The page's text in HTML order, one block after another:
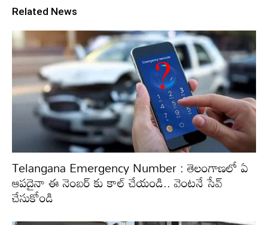
Related News
Telangana Emergency Number : తెలంగాణలో ఏ
ఆపదైనా ఈ నెంబర్ కు కాల్ చేయండి.. వెంటనే సేవ్
చేసుకోండి